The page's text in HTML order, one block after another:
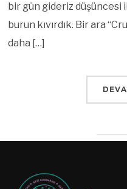
bir gün gideriz düşüncesi
burun kıvırdık. Bir ara
daha […]